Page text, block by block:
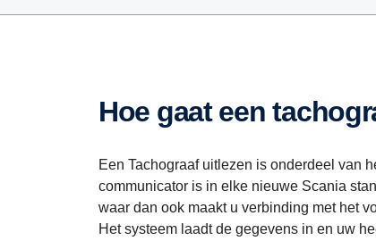
Hoe gaat een
Een Tachograaf uitlezen is onderdeel van
communicator is in elke nieuwe Scania
waar dan ook maakt u verbinding met het
Het systeem laadt de gegevens in en uw